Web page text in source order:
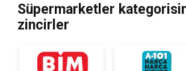
Süpermarketler
zincirler